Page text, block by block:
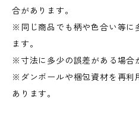
合があります。
※同じ商品でも柄や色合い等に
ます。
※寸法に多少の誤差がある場合
※ダンボールや梱包資材を再利
あります。